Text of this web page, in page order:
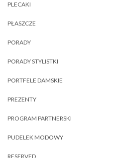
PLECAKI
PŁASZCZE
PORADY
PORADY STYLISTKI
PORTFELE DAMSKIE
PREZENTY
PROGRAM PARTNERSKI
PUDELEK MODOWY
RESERVED